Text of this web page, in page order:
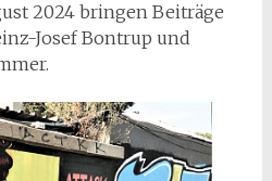
2024 bringen Beiträge
Josef Bontrup und